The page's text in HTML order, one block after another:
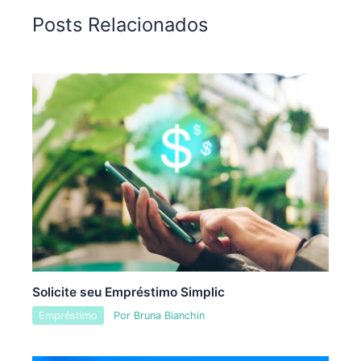
Posts Relacionados
Solicite seu Empréstimo Simplic
Empréstimo Por Bruna Bianchin